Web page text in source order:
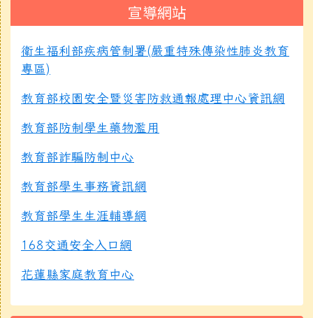
宣導網站
衛生福利部疾病管制署(嚴重特殊傳染性肺炎教育
專區)
教育部校園安全暨災害防救通報處理中心資訊網
教育部防制學生藥物濫用
教育部詐騙防制中心
教育部學生事務資訊網
教育部學生生涯輔導網
168交通安全入口網
花蓮縣家庭教育中心